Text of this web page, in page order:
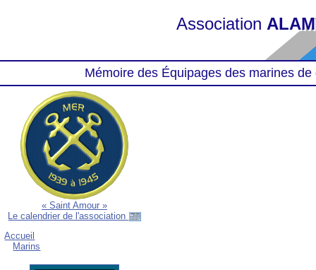
Association
Mémoire des Équipages des marines
« Saint Amour »
Le calendrier de l'association
Accueil
Marins